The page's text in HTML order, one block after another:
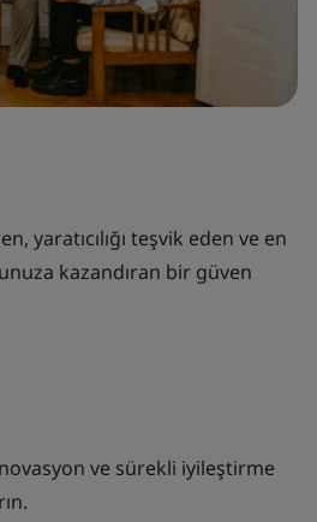
yaratıcılığı teşvik eden ve en
kazandıran bir güven
ve sürekli iyileştirme